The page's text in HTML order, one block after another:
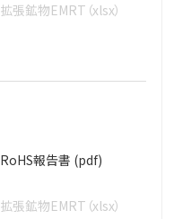
拡張鉱物EMRT（xlsx）
RoHS報告書 (pdf)
拡張鉱物EMRT（xlsx）